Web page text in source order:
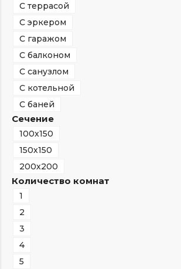
С террасой
С эркером
С гаражом
С балконом
С санузлом
С котельной
С баней
Сечение
100х150
150х150
200х200
Количество комнат
1
2
3
4
5